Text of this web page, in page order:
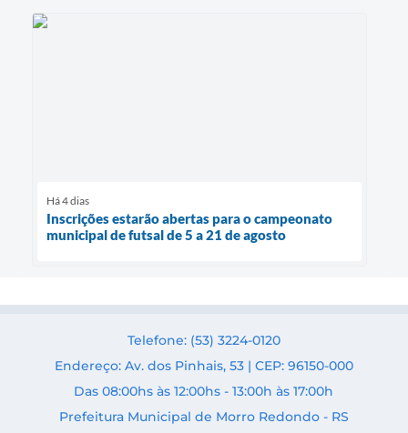
Há 4 dias
Inscrições estarão abertas para o campeonato
municipal de futsal de 5 a 21 de agosto
Telefone: (53) 3224-0120
Endereço: Av. dos Pinhais, 53 | CEP: 96150-000
Das 08:00hs às 12:00hs - 13:00h às 17:00h
Prefeitura Municipal de Morro Redondo - RS